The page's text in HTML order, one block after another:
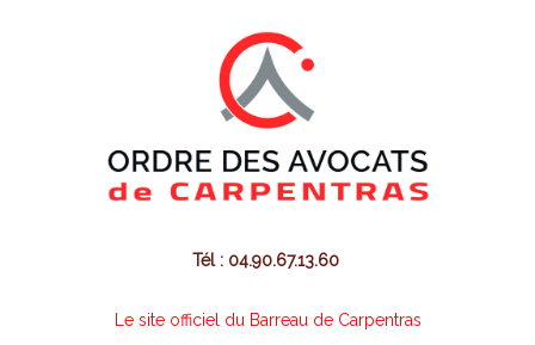
Tél : 04.90.67.13.60
Le site officiel du Barreau de Carpentras